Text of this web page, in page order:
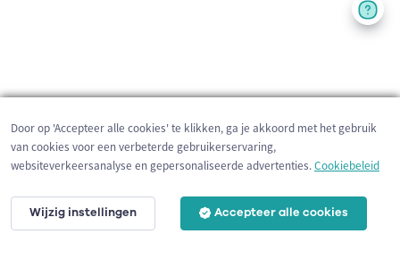
200 m
Door op 'Accepteer alle cookies' te klikken, ga je akkoord met het gebruik
van cookies voor een verbeterde gebruikerservaring,
websiteverkeersanalyse en gepersonaliseerde advertenties.Cookiebeleid
Wijzig instellingen Accepteer alle cookies